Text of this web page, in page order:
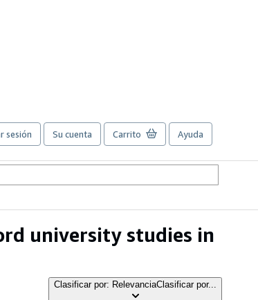
sesión Su cuenta Carrito Ayuda
university studies in
Clasificar por: RelevanciaClasificar por...